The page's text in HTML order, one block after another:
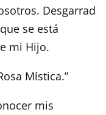
Desgarrad
se está
mi Hijo.
Mística.”
mis